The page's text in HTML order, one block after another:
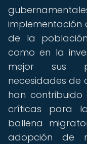
de la
como en la
mejor sus
necesidades de
han
críticas para
ballena
adopción de